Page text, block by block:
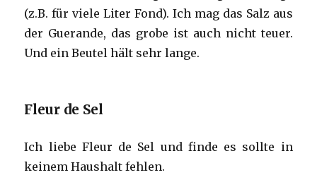
(z.B. für viele Liter Fond). Ich mag das Salz aus
der Guerande, das grobe ist auch nicht teuer.
Und ein Beutel hält sehr lange.
Fleur de Sel
Ich liebe Fleur de Sel und finde es sollte in
keinem Haushalt fehlen.